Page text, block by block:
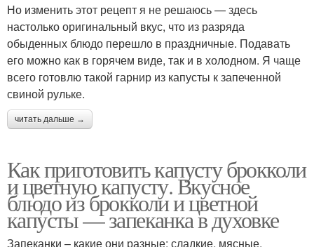
Но изменить этот рецепт я не решаюсь — здесь
настолько оригинальный вкус, что из разряда
обыденных блюдо перешло в праздничные. Подавать
его можно как в горячем виде, так и в холодном. Я чаще
всего готовлю такой гарнир из капусты к запеченной
свиной рульке.
читать дальше →
Как приготовить капусту брокколи
и цветную капусту. Вкусное
блюдо из брокколи и цветной
капусты — запеканка в духовке
Запеканки – какие они разные: сладкие, мясные,